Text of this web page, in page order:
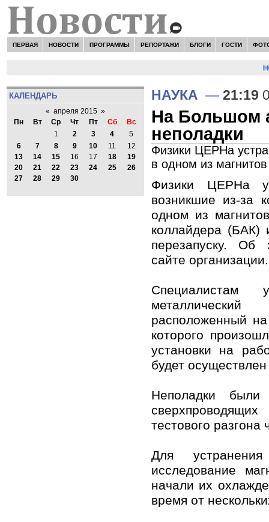
ПЕРВАЯ НОВОСТИ ПРОГРАММЫ РЕПОРТАЖИ БЛОГИ ГОСТИ
КАЛЕНДАРЬ
« апреля 2015 »
Пн
Вт Ср Чт Пт Сб
Вс
1
2 3 4
5
6
7 8 9 10 11
12
13
14 15 16 17 18
19
20
21 22 23 24 25
26
27
28 29 30
НАУКА — 21:19
На Большом
неполадки
Физики ЦЕРНа
в одном из
Физики ЦЕРНа
возникшие из-за
одном из
коллайдера (БАК)
перезапуску.
сайте организации.
Специалистам
расположенный
которого
установки на
будет
Неполадки
тестового разгона
Для
исследование
начали их
время от